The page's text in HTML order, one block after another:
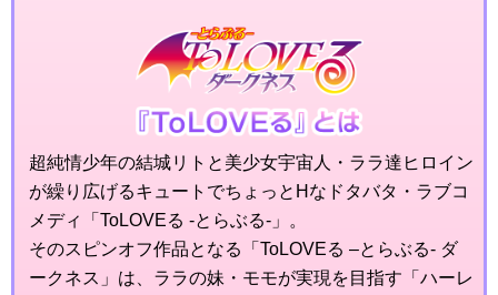
超純情少年の結城リトと美少女宇宙人・ララ達ヒロイン
が繰り広げるキュートでちょっとHなドタバタ・ラブコ
メディ「ToLOVEる -とらぶる-」。
そのスピンオフ作品となる「ToLOVEる –とらぶる- ダ
ークネス」は、ララの妹・モモが実現を目指す「ハーレ